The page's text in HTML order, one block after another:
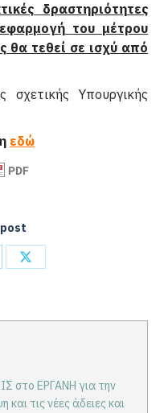
δραστηριότητες
του μέτρου
θα τεθεί σε ισχύ από
Υπουργικής
εδώ
Share
στο ΕΡΓΑΝΗ για την
τις νέες άδειες και